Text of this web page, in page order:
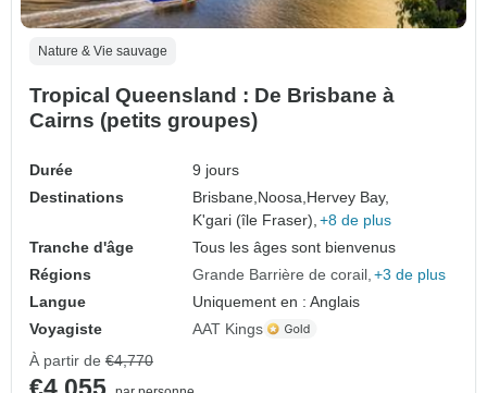
Nature & Vie sauvage
Tropical Queensland : De Brisbane à
Cairns (petits groupes)
Durée
9 jours
Destinations
Brisbane, Noosa, Hervey Bay,
K'gari (île Fraser), +8 de plus
Tranche d'âge
Tous les âges sont bienvenus
Régions
Grande Barrière de corail +3 de plus
Langue
Uniquement en : Anglais
Voyagiste
AAT Kings
À partir de €4,770
€4,055